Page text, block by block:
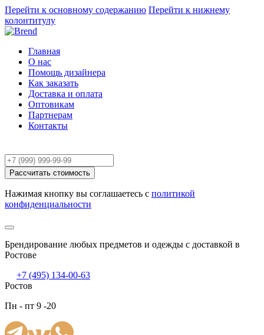
Перейти к основному содержанию Перейти к нижнему
колонтитулу
Главная
О нас
Помощь дизайнера
Как заказать
Доставка и оплата
Оптовикам
Партнерам
Контакты
Рассчитать стоимость
Нажимая кнопку вы соглашаетесь с политикой
конфиденциальности
Брендирование любых предметов и одежды с доставкой в
Ростове
+7 (495) 134-00-63
Ростов
Пн - пт 9 -20